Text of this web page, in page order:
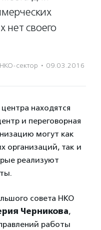
нет своего
НКО-сектор · 09.03.2016
находятся
и переговорная
могут как
организаций, так и
реализуют
совета НКО
Черникова,
работы